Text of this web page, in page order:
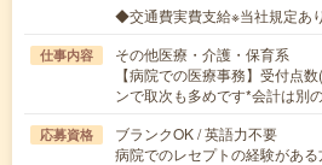
◆交通費実費支給※当社規定あり
仕事内容
その他医療・介護・保育系
【病院での医療事務】受付点
ンで取次も多めです*会計は別
応募資格
ブランクOK / 英語力不要
病院でのレセプトの経験がある